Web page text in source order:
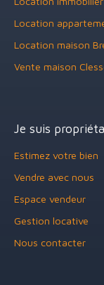
Location
Location maison
Vente maison
Je suis
Estimez votre bien
Vendre avec nous
Espace vendeur
Gestion locative
Nous contacter